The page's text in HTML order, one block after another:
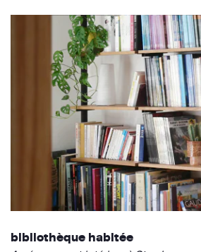
bibliothèque habitée